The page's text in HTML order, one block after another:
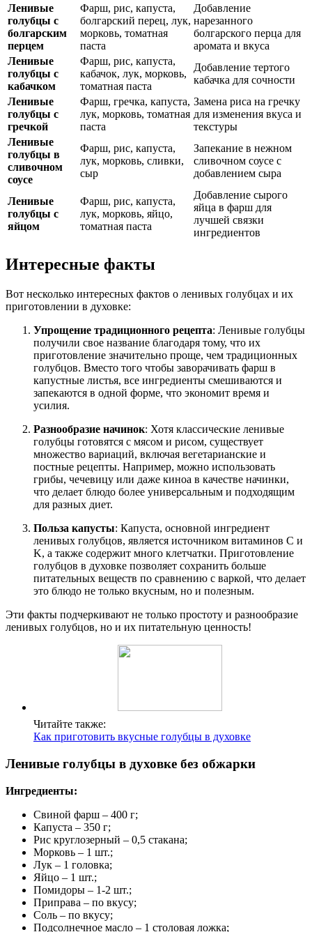
Ленивые
голубцы с
болгарским
перцем
Фарш, рис, капуста,
болгарский перец, лук,
морковь, томатная
паста
Добавление
нарезанного
болгарского перца для
аромата и вкуса
Ленивые
голубцы с
кабачком
Фарш, рис, капуста,
кабачок, лук, морковь,
томатная паста
Добавление тертого
кабачка для сочности
Ленивые
голубцы с
гречкой
Фарш, гречка, капуста,
лук, морковь, томатная
паста
Замена риса на гречку
для изменения вкуса и
текстуры
Ленивые
голубцы в
сливочном
соусе
Фарш, рис, капуста,
лук, морковь, сливки,
сыр
Запекание в нежном
сливочном соусе с
добавлением сыра
Ленивые
голубцы с
яйцом
Фарш, рис, капуста,
лук, морковь, яйцо,
томатная паста
Добавление сырого
яйца в фарш для
лучшей связки
ингредиентов
Интересные факты
Вот несколько интересных фактов о ленивых голубцах и их
приготовлении в духовке:
Упрощение традиционного рецепта: Ленивые голубцы
получили свое название благодаря тому, что их
приготовление значительно проще, чем традиционных
голубцов. Вместо того чтобы заворачивать фарш в
капустные листья, все ингредиенты смешиваются и
запекаются в одной форме, что экономит время и
усилия.
Разнообразие начинок: Хотя классические ленивые
голубцы готовятся с мясом и рисом, существует
множество вариаций, включая вегетарианские и
постные рецепты. Например, можно использовать
грибы, чечевицу или даже киноа в качестве начинки,
что делает блюдо более универсальным и подходящим
для разных диет.
Польза капусты: Капуста, основной ингредиент
ленивых голубцов, является источником витаминов C и
K, а также содержит много клетчатки. Приготовление
голубцов в духовке позволяет сохранить больше
питательных веществ по сравнению с варкой, что делает
это блюдо не только вкусным, но и полезным.
Эти факты подчеркивают не только простоту и разнообразие
ленивых голубцов, но и их питательную ценность!
Читайте также:
Как приготовить вкусные голубцы в духовке
Ленивые голубцы в духовке без обжарки
Ингредиенты:
Свиной фарш – 400 г;
Капуста – 350 г;
Рис круглозерный – 0,5 стакана;
Морковь – 1 шт.;
Лук – 1 головка;
Яйцо – 1 шт.;
Помидоры – 1-2 шт.;
Приправа – по вкусу;
Соль – по вкусу;
Подсолнечное масло – 1 столовая ложка;